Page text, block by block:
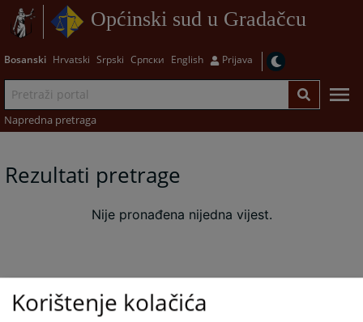
Općinski sud u Gradačcu
Bosanski Hrvatski Srpski Српски English Prijava
Napredna pretraga
Rezultati pretrage
Nije pronađena nijedna vijest.
Korištenje kolačića